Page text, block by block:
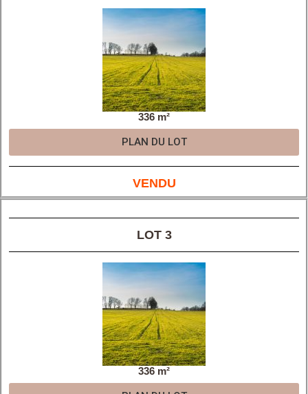
336 m²
PLAN DU LOT
VENDU
LOT 3
336 m²